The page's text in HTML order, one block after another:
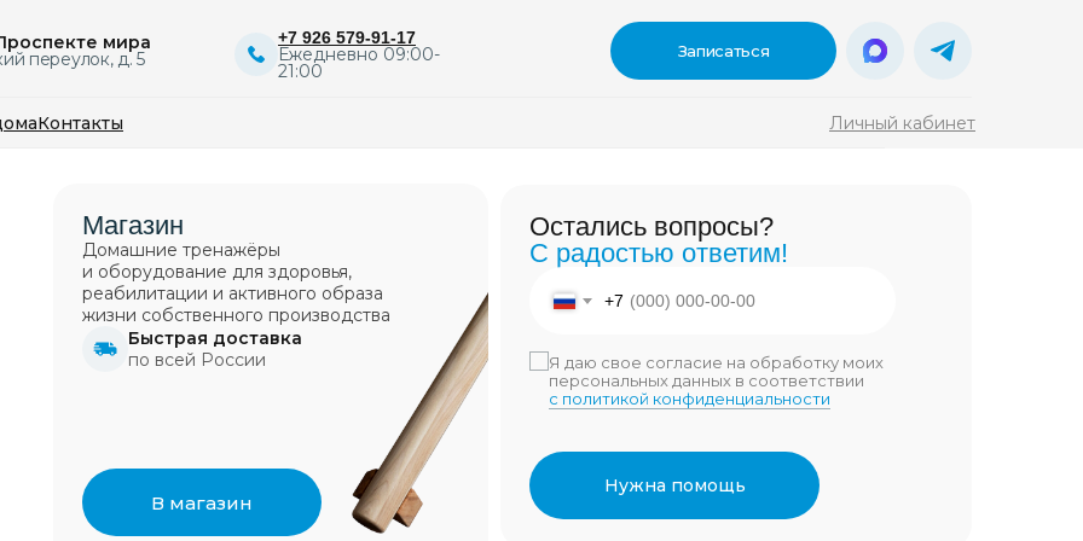
Записаться
Контакты
мира
переулок, д. 5
+7 926 579-91-17
Ежедневно 09:00-
21:00
Личный кабинет
Telegram
5 500
16 000
Остались вопросы?
С радостью ответим!
Если не знаете какой абонемент взять
или какой специалист нужен именно
вам. Мы вам поможем!
Я даю свое согласие на обработку моих
персональных данных в соответствии
с политикой конфиденциальности
нарушений осанки
задержек в развитии
с дисплазией ТБС
плоскостопия
сколиоза
при ДЦП
консультация
Остались вопросы?
С радостью ответим!
+7
Я даю свое согласие на обработку моих
персональных данных в соответствии
с политикой конфиденциальности
Нужна помощь
Магазин
Домашние тренажёры
и оборудование для здоровья,
реабилитации и активного образа
жизни cобственного производства
Быстрая доставка
по всей России
В магазин
Владимир Бондаренко
высыпаться
спать, чтобы высыпаться